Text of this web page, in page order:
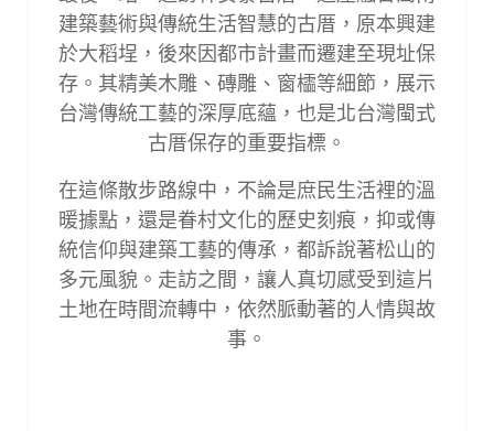
建築藝術與傳統生活智慧的古厝，原本興建
於大稻埕，後來因都市計畫而遷建至現址保
存。其精美木雕、磚雕、窗櫺等細節，展示
台灣傳統工藝的深厚底蘊，也是北台灣閩式
古厝保存的重要指標。
在這條散步路線中，不論是庶民生活裡的溫
暖據點，還是眷村文化的歷史刻痕，抑或傳
統信仰與建築工藝的傳承，都訴說著松山的
多元風貌。走訪之間，讓人真切感受到這片
土地在時間流轉中，依然脈動著的人情與故
事。